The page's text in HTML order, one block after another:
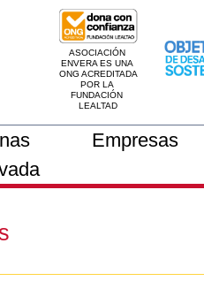
ASOCIACIÓN
ENVERA ES UNA
ONG ACREDITADA
POR LA
FUNDACIÓN
LEALTAD
Empresas